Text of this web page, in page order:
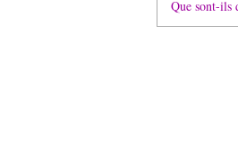
Que sont-ils